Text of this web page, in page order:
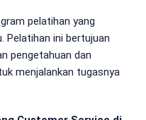
pelatihan yang
Pelatihan ini bertujuan
pengetahuan dan
menjalankan tugasnya